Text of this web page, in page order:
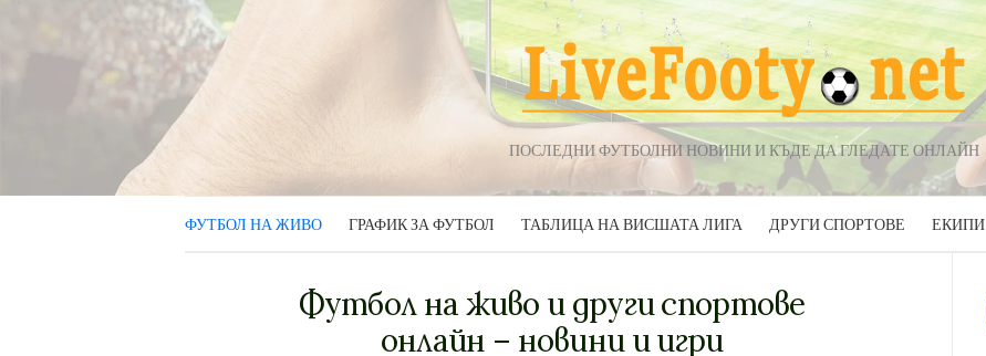
ПОСЛЕДНИ ФУТБОЛНИ НОВИНИ И КЪДЕ ДА ГЛЕДАТЕ ОНЛАЙН
ФУТБОЛ НА ЖИВО ГРАФИК ЗА ФУТБОЛ ТАБЛИЦА НА ВИСШАТА ЛИГА ДРУГИ СПОРТОВЕ ЕКИПИ
Футбол на живо и други спортове
онлайн – новини и игри